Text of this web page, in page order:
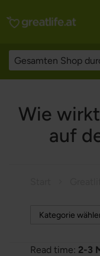
Wie
auf
Read time: 2-3